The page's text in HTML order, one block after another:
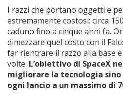
I razzi che portano oggetti e
estremamente costosi: circa
caduno fino a cinque anni fa.
dimezzare quel costo con il
far rientrare il razzo alla base
volte. L’obiettivo di SpaceX
migliorare la tecnologia
ogni lancio a un massimo di